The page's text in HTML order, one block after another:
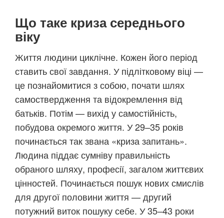
Що таке криза середнього
віку
Життя людини циклічне. Кожен його період
ставить свої завдання. У підлітковому віці —
це познайомитися з собою, почати шлях
самоствердження та відокремлення від
батьків. Потім — вихід у самостійність,
побудова окремого життя. У 29–35 років
починається так звана «криза запитань».
Людина піддає сумніву правильність
обраного шляху, професії, загалом життєвих
цінностей. Починається пошук нових смислів
для другої половини життя — другий
потужний виток пошуку себе. У 35–43 роки